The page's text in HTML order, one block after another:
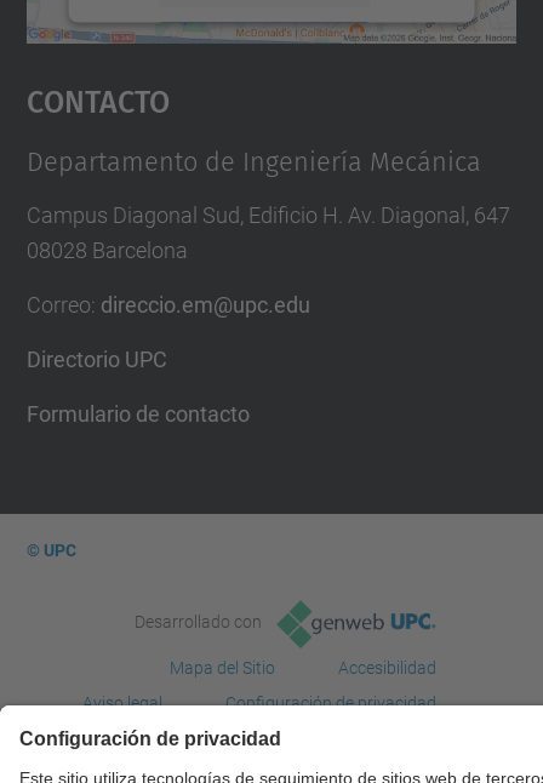
Aceptar
powered by
Contacto
Departamento de Ingeniería Mecánica
Campus Diagonal Sud, Edificio H. Av. Diagonal, 647
08028 Barcelona
Correo: direccio.em@upc.edu
Directorio UPC
Formulario de contacto
© UPC
Desarrollado con
Mapa del Sitio
Accesibilidad
Aviso legal
Configuración de privacidad